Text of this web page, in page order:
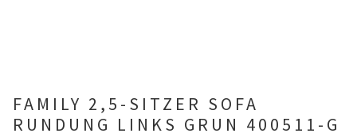
Lampen
FAMILY 2,5-SITZER SOFA
RUNDUNG LINKS GRUN 400511-G